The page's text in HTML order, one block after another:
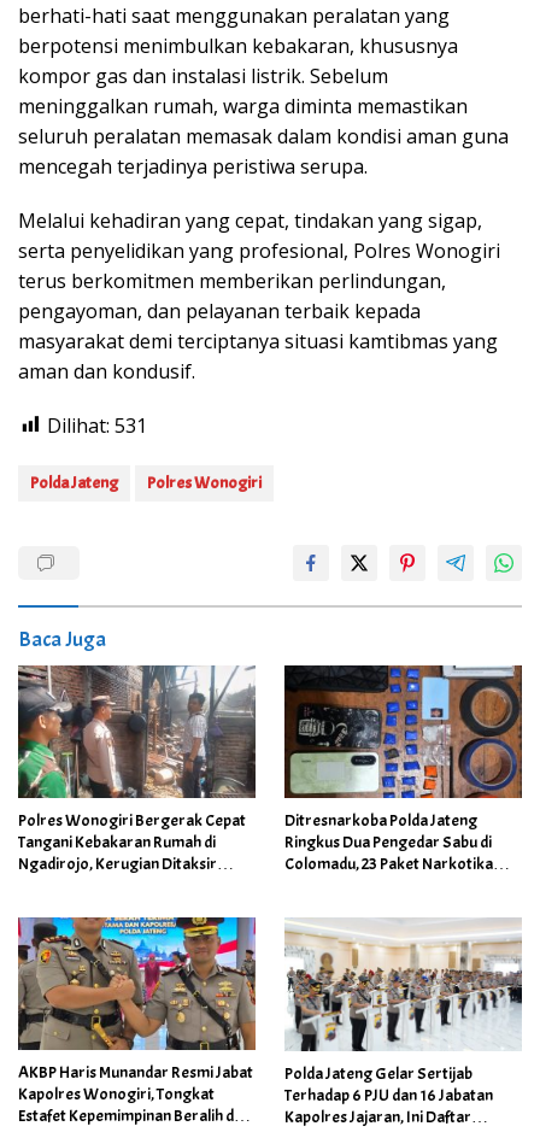
berhati-hati saat menggunakan peralatan yang
berpotensi menimbulkan kebakaran, khususnya
kompor gas dan instalasi listrik. Sebelum
meninggalkan rumah, warga diminta memastikan
seluruh peralatan memasak dalam kondisi aman guna
mencegah terjadinya peristiwa serupa.
Melalui kehadiran yang cepat, tindakan yang sigap,
serta penyelidikan yang profesional, Polres Wonogiri
terus berkomitmen memberikan perlindungan,
pengayoman, dan pelayanan terbaik kepada
masyarakat demi terciptanya situasi kamtibmas yang
aman dan kondusif.
Dilihat: 531
Polda Jateng Polres Wonogiri
Baca Juga
Polres Wonogiri Bergerak Cepat
Tangani Kebakaran Rumah di
Ngadirojo, Kerugian Ditaksir
Ditresnarkoba Polda Jateng
Ringkus Dua Pengedar Sabu di
Colomadu, 23 Paket Narkotika
AKBP Haris Munandar Resmi Jabat
Kapolres Wonogiri, Tongkat
Estafet Kepemimpinan Beralih dari
Polda Jateng Gelar Sertijab
Terhadap 6 PJU dan 16 Jabatan
Kapolres Jajaran, Ini Daftar